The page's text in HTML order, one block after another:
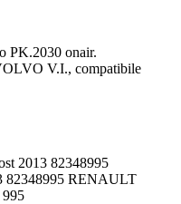
PK.2030 onair.
V.I., compatibile
2013 82348995
82348995 RENAULT